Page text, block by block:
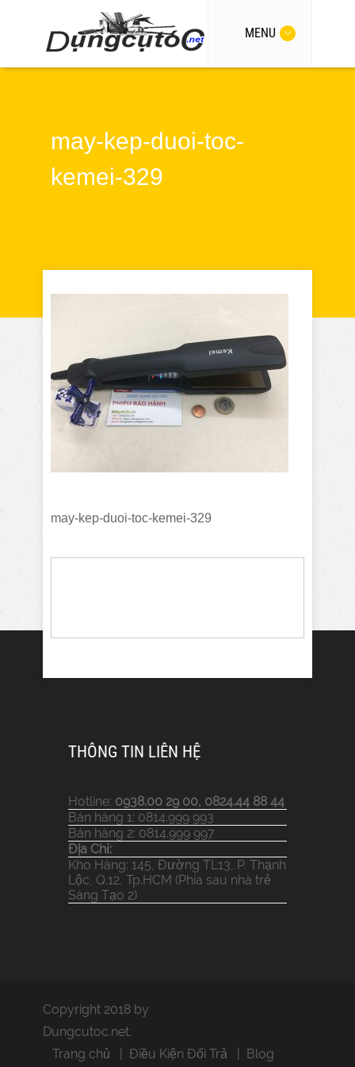
MENU
may-kep-duoi-toc-
kemei-329
may-kep-duoi-toc-kemei-329
THÔNG TIN LIÊN HỆ
Hotline: 0938.00 29 00, 0824.44 88 44
Bán hàng 1: 0814.999 993
Bán hàng 2: 0814.999 997
Địa Chỉ:
Kho Hàng: 145, Đường TL13, P. Thạnh
Lộc, Q.12, Tp.HCM (Phía sau nhà trẻ
Sáng Tạo 2)
Copyright 2018 by
Dungcutoc.net.
Trang chủ
Điều Kiện Đổi Trả Blog